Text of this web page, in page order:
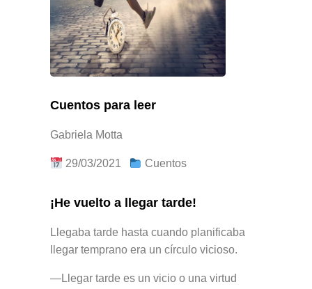
Cuentos para leer
Gabriela Motta
29/03/2021 Cuentos
¡He vuelto a llegar tarde!
Llegaba tarde hasta cuando planificaba
llegar temprano era un círculo vicioso.
—Llegar tarde es un vicio o una virtud